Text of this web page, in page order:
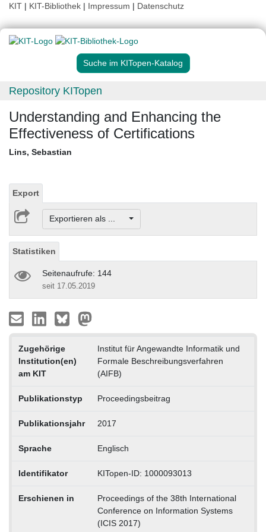
KIT | KIT-Bibliothek | Impressum | Datenschutz
Suche im KITopen-Katalog
Repository KITopen
Understanding and Enhancing the
Effectiveness of Certifications
Lins, Sebastian
Export
Exportieren als ...
Statistiken
Seitenaufrufe: 144
seit 17.05.2019
Zugehörige
Institution(en)
am KIT
Institut für Angewandte Informatik und
Formale Beschreibungsverfahren
(AIFB)
Publikationstyp Proceedingsbeitrag
Publikationsjahr 2017
Sprache Englisch
Identifikator KITopen-ID: 1000093013
Erschienen in
Proceedings of the 38th International
Conference on Information Systems
(ICIS 2017)